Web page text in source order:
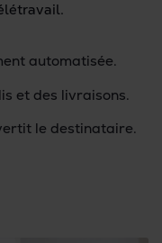
automatisée.
et des livraisons.
le destinataire.